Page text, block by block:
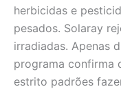
herbicidas e
pesados. Solaray
irradiadas. Apenas
programa confirma
estrito padrões